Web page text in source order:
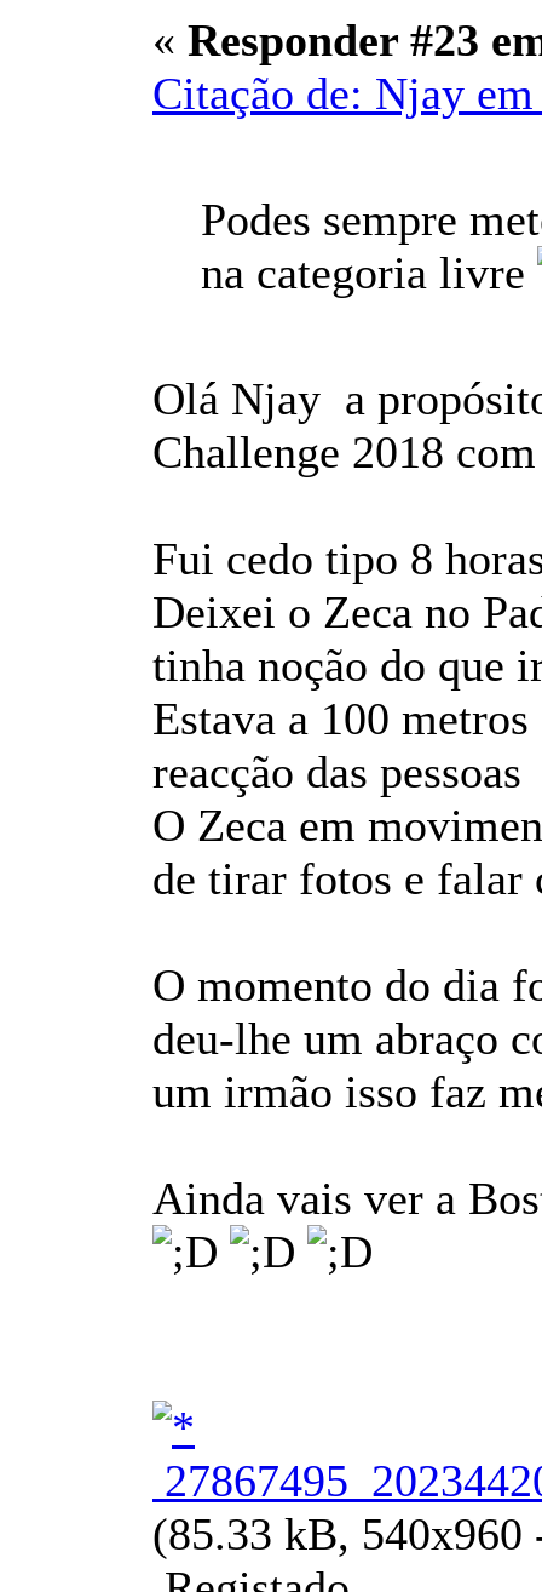
« Responder #23
Citação de: Njay
Podes sempre
na categoria livre
Olá Njay a
Challenge 2018
Fui cedo tipo 8
Deixei o Zeca no
tinha noção do que
Estava a 100
reacção das
O Zeca em
de tirar fotos e falar
O momento do dia
deu-lhe um abraço
um irmão isso faz
Ainda vais ver a
(85.33 kB, 540x960